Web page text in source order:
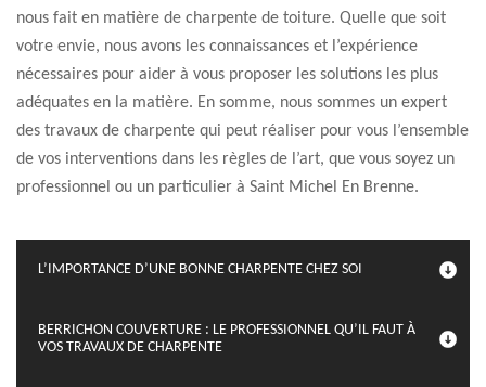
nous fait en matière de charpente de toiture. Quelle que soit
votre envie, nous avons les connaissances et l’expérience
nécessaires pour aider à vous proposer les solutions les plus
adéquates en la matière. En somme, nous sommes un expert
des travaux de charpente qui peut réaliser pour vous l’ensemble
de vos interventions dans les règles de l’art, que vous soyez un
professionnel ou un particulier à Saint Michel En Brenne.
L’IMPORTANCE D’UNE BONNE CHARPENTE CHEZ SOI
BERRICHON COUVERTURE : LE PROFESSIONNEL QU’IL FAUT À
VOS TRAVAUX DE CHARPENTE